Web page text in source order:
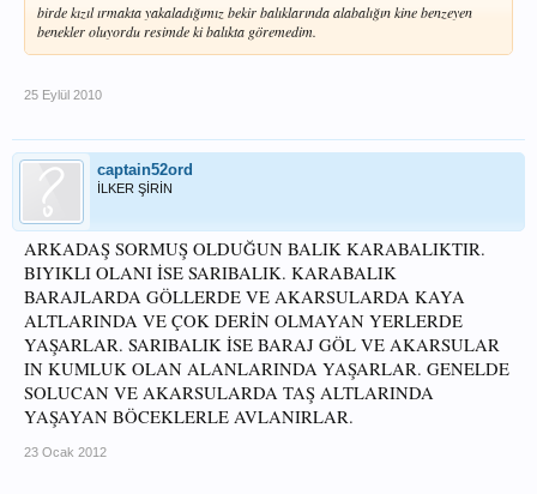
birde kızıl ırmakta yakaladığımız bekir balıklarında alabalığın kine benzeyen
benekler oluyordu resimde ki balıkta göremedim.
25 Eylül 2010
captain52ord
İLKER ŞİRİN
ARKADAŞ SORMUŞ OLDUĞUN BALIK KARABALIKTIR.
BIYIKLI OLANI İSE SARIBALIK. KARABALIK
BARAJLARDA GÖLLERDE VE AKARSULARDA KAYA
ALTLARINDA VE ÇOK DERİN OLMAYAN YERLERDE
YAŞARLAR. SARIBALIK İSE BARAJ GÖL VE AKARSULAR
IN KUMLUK OLAN ALANLARINDA YAŞARLAR. GENELDE
SOLUCAN VE AKARSULARDA TAŞ ALTLARINDA
YAŞAYAN BÖCEKLERLE AVLANIRLAR.
23 Ocak 2012